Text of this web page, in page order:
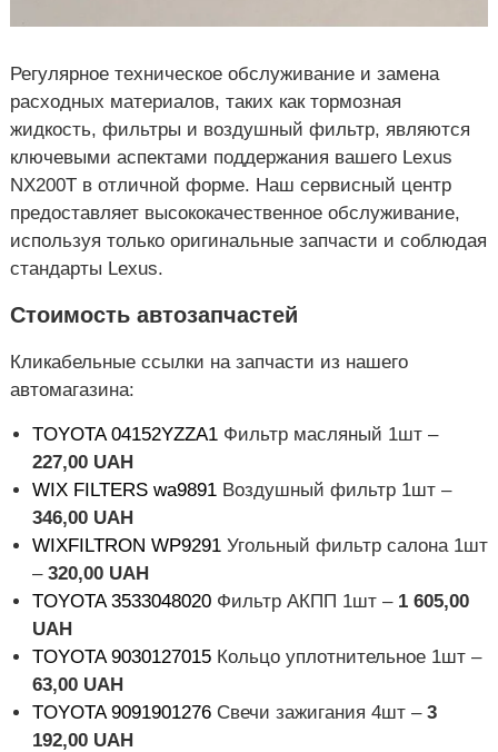
Регулярное техническое обслуживание и замена
расходных материалов, таких как тормозная
жидкость, фильтры и воздушный фильтр, являются
ключевыми аспектами поддержания вашего Lexus
NX200T в отличной форме. Наш сервисный центр
предоставляет высококачественное обслуживание,
используя только оригинальные запчасти и соблюдая
стандарты Lexus.
Стоимость автозапчастей
Кликабельные ссылки на запчасти из нашего
автомагазина:
TOYOTA 04152YZZA1Фильтр масляный 1шт –
227,00 UAH
WIX FILTERS wa9891Воздушный фильтр 1шт –
346,00 UAH
WIXFILTRON WP9291Угольный фильтр салона 1шт
– 320,00 UAH
TOYOTA 3533048020Фильтр АКПП 1шт – 1 605,00
UAH
TOYOTA 9030127015Кольцо уплотнительное 1шт –
63,00 UAH
TOYOTA 9091901276 Свечи зажигания 4шт – 3
192,00 UAH